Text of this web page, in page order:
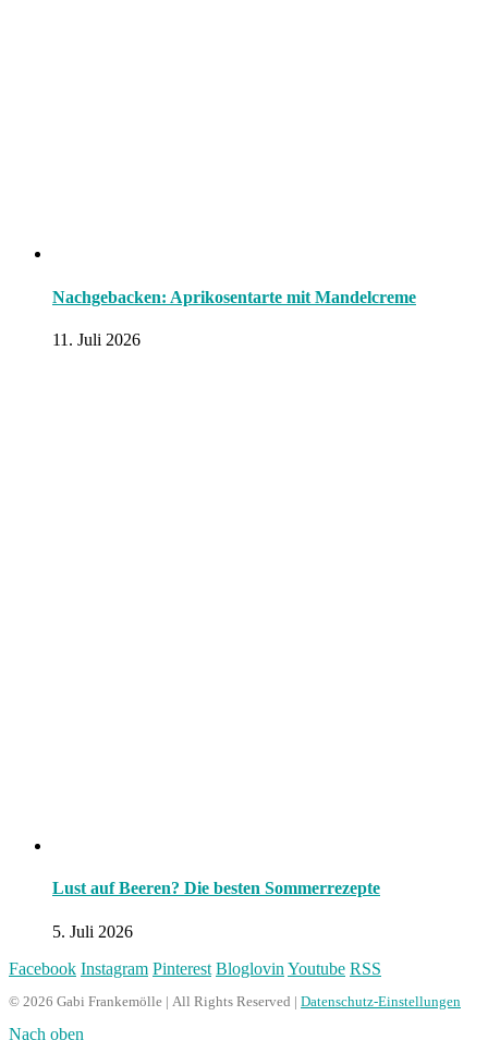
Nachgebacken: Aprikosentarte mit Mandelcreme
11. Juli 2026
Lust auf Beeren? Die besten Sommerrezepte
5. Juli 2026
Facebook Instagram Pinterest Bloglovin Youtube RSS
© 2026 Gabi Frankemölle | All Rights Reserved | Datenschutz-Einstellungen
Nach oben